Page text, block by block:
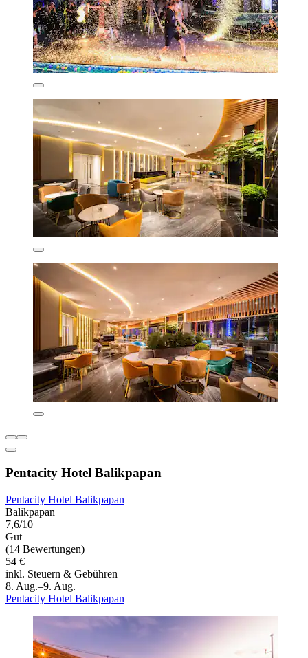
Pentacity Hotel Balikpapan
Pentacity Hotel Balikpapan
Balikpapan
7,6/10
Gut
(14 Bewertungen)
54 €
inkl. Steuern & Gebühren
8. Aug.–9. Aug.
Pentacity Hotel Balikpapan